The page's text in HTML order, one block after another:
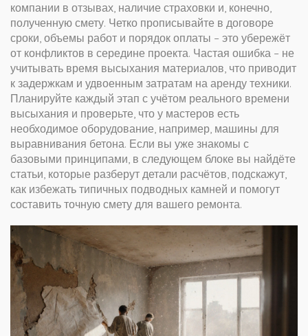
компании в отзывах, наличие страховки и, конечно,
полученную смету. Четко прописывайте в договоре
сроки, объемы работ и порядок оплаты – это убережёт
от конфликтов в середине проекта. Частая ошибка – не
учитывать время высыхания материалов, что приводит
к задержкам и удвоенным затратам на аренду техники.
Планируйте каждый этап с учётом реального времени
высыхания и проверьте, что у мастеров есть
необходимое оборудование, например, машины для
выравнивания бетона. Если вы уже знакомы с
базовыми принципами, в следующем блоке вы найдёте
статьи, которые разберут детали расчётов, подскажут,
как избежать типичных подводных камней и помогут
составить точную смету для вашего ремонта.